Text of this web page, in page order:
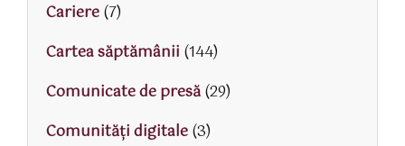
Cariere(7)
Cartea săptămânii (144)
Comunicate de presă(29)
Comunități digitale(3)